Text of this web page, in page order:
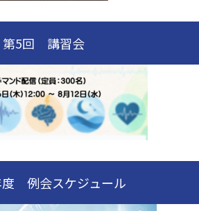
第5回 講習会
度 例会スケジュール